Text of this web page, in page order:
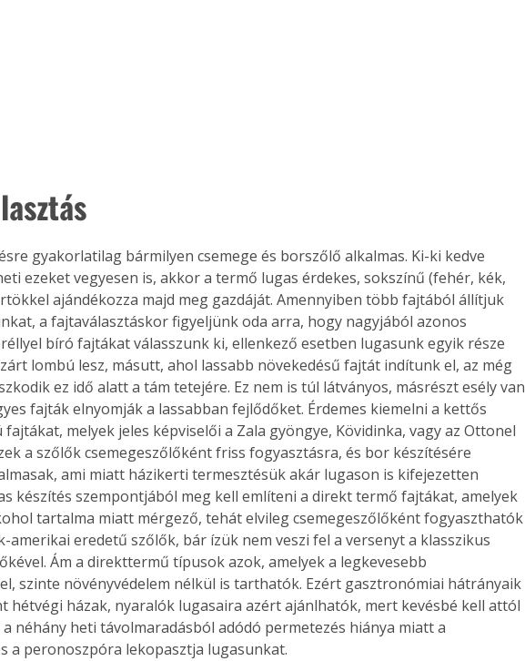
az
Old
új,
egyedi
Együtt jobban megéri!
Bővebb információ itt!
Együtt jobban megéri! A
könyvek tetszőleges
párosítással kedvezményes
áron, 0 Ft postaköltséggel
megrendelhetők!
gyakorlatilag bármilyen csemege és borszőlő alkalmas. Ki-ki kedve
ezeket vegyesen is, akkor a termő lugas érdekes, sokszínű (fehér, kék,
ajándékozza majd meg gazdáját. Amennyiben több fajtából állítjuk
a fajtaválasztáskor figyeljünk oda arra, hogy nagyjából azonos
bíró fajtákat válasszunk ki, ellenkező esetben lugasunk egyik része
lombú lesz, másutt, ahol lassabb növekedésű fajtát indítunk el, az még
ez idő alatt a tám tetejére. Ez nem is túl látványos, másrészt esély van
fajták elnyomják a lassabban fejlődőket. Érdemes kiemelni a kettős
fajtákat, melyek jeles képviselői a Zala gyöngye, Kövidinka, vagy az Ottonel
a szőlők csemegeszőlőként friss fogyasztásra, és bor készítésére
ami miatt házikerti termesztésük akár lugason is kifejezetten
készítés szempontjából meg kell említeni a direkt termő fajtákat, amelyek
tartalma miatt mérgező, tehát elvileg csemegeszőlőként fogyaszthatók
amerikai eredetű szőlők, bár ízük nem veszi fel a versenyt a klasszikus
Ám a direkttermű típusok azok, amelyek a legkevesebb
szinte növényvédelem nélkül is tarthatók. Ezért gasztronómiai hátrányaik
hétvégi házak, nyaralók lugasaira azért ajánlhatók, mert kevésbé kell attól
néhány heti távolmaradásból adódó permetezés hiánya miatt a
a peronoszpóra lekopasztja lugasunkat.